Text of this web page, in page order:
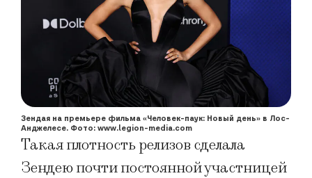
Зендая на премьере фильма «Человек-паук: Новый день» в Лос-
Анджелесе. Фото: www.legion-media.com
Такая плотность релизов сделала
Зендею почти постоянной участницей